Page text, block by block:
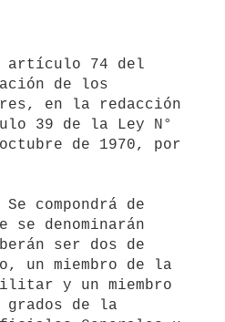
de los
en la redacción
39 de la Ley N°
de 1970, por
se denominarán
un miembro de la
grados de la